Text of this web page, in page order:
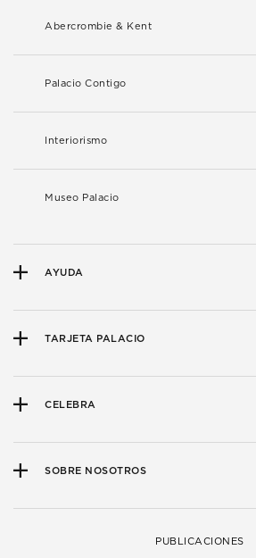
Abercrombie & Kent
Palacio Contigo
Interiorismo
Museo Palacio
AYUDA
TARJETA PALACIO
CELEBRA
SOBRE NOSOTROS
PUBLICACIONES